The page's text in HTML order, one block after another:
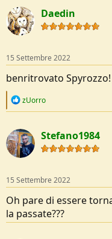
c
t
i
o
s
:
Daedin
15 Settembre 2022
benritrovato
R
c
t
i
o
s
:
zUorro
Stefano1984
15 Settembre 2022
Oh pare di essere
la passate???